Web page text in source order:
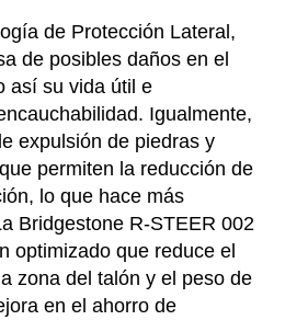
de Protección Lateral,
de posibles daños en el
así su vida útil e
Igualmente,
expulsión de piedras y
permiten la reducción de
lo que hace más
Bridgestone R-STEER 002
optimizado que reduce el
zona del talón y el peso de
en el ahorro de